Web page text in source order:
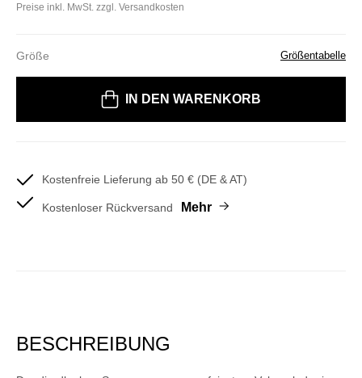
Preise inkl. MwSt. zzgl. Versandkosten
Größe Größentabelle
IN DEN WARENKORB
Kostenfreie Lieferung ab 50 € (DE & AT)
Kostenloser Rückversand Mehr
BESCHREIBUNG